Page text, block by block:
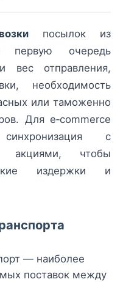
посылок из
очередь
вес отправления,
необходимость
или таможенно
Для e‑commerce
с
чтобы
издержки и
— наиболее
поставок между